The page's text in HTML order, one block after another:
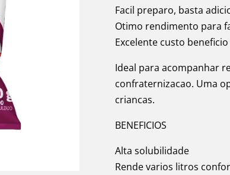
Facil preparo, basta
Otimo rendimento para
Excelente custo beneficio
Ideal para acompanhar
confraternizacao. Uma
criancas.
BENEFICIOS
Alta solubilidade
Rende varios litros